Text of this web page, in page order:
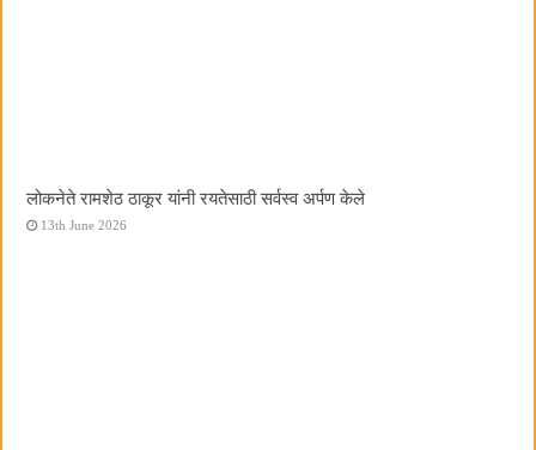
लोकनेते रामशेठ ठाकूर यांनी रयतेसाठी सर्वस्व अर्पण केले
13th June 2026